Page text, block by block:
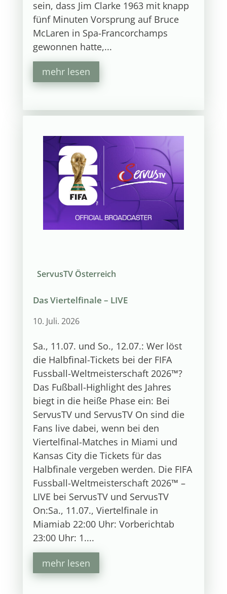
sein, dass Jim Clarke 1963 mit knapp
fünf Minuten Vorsprung auf Bruce
McLaren in Spa-Francorchamps
gewonnen hatte,...
mehr lesen
ServusTV Österreich
Das Viertelfinale – LIVE
10. Juli. 2026
Sa., 11.07. und So., 12.07.: Wer löst
die Halbfinal-Tickets bei der FIFA
Fussball-Weltmeisterschaft 2026™?
Das Fußball-Highlight des Jahres
biegt in die heiße Phase ein: Bei
ServusTV und ServusTV On sind die
Fans live dabei, wenn bei den
Viertelfinal-Matches in Miami und
Kansas City die Tickets für das
Halbfinale vergeben werden. Die FIFA
Fussball-Weltmeisterschaft 2026™ –
LIVE bei ServusTV und ServusTV
On:Sa., 11.07., Viertelfinale in
Miamiab 22:00 Uhr: Vorberichtab
23:00 Uhr: 1....
mehr lesen